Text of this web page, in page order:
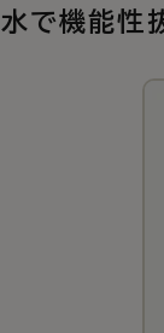
で機能性